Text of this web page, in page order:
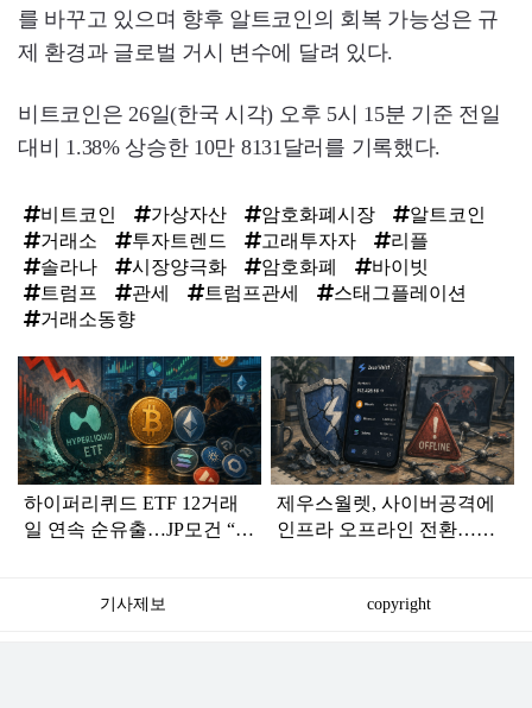
를 바꾸고 있으며 향후 알트코인의 회복 가능성은 규
제 환경과 글로벌 거시 변수에 달려 있다.
비트코인은 26일(한국 시각) 오후 5시 15분 기준 전일
대비 1.38% 상승한 10만 8131달러를 기록했다.
비트코인 가상자산 암호화폐시장
알트코인
거래소
투자트렌드 고래투자자
리플
솔라나
시장양극화 암호화폐
바이빗
트럼프
관세 트럼프관세
스태그플레이션
거래소동향
탑
라
인
하이퍼리퀴드 ETF 12거래
일 연속 순유출…JP모건 “점
제우스월렛, 사이버공격에
인프라 오프라인 전환…고
기사제보 copyright